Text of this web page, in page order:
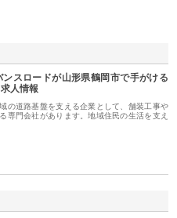
スロードが山形県鶴岡市で手がける
人情報
の道路基盤を支える企業として、舗装工事や
専門会社があります。地域住民の生活を支え